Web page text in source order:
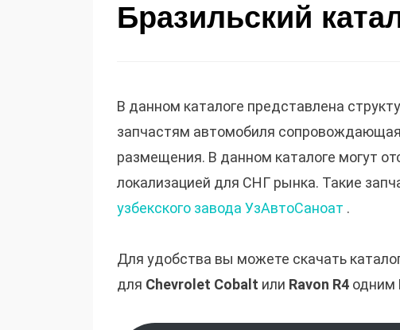
Бразильский
В данном каталоге представлена
запчастям автомобиля
размещения. В данном каталоге могут
локализацией для СНГ рынка. Такие
узбекского завода УзАвтоСаноат .
Для удобства вы можете скачать
для Chevrolet Cobalt или Ravon R4 одним